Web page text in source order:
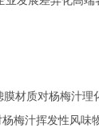
材质对杨梅汁理
挥发性风味物